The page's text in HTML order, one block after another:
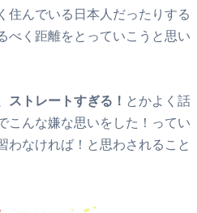
住んでいる日本人だったりする
べく距離をとっていこうと思い
ストレートすぎる！ とかよく話
こんな嫌な思いをした！ってい
わなければ！と思わされること